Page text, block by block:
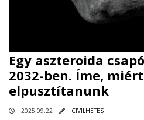
Egy aszteroida
2032-ben. Íme,
elpusztítanunk
2025.09.22 CIVILHETES